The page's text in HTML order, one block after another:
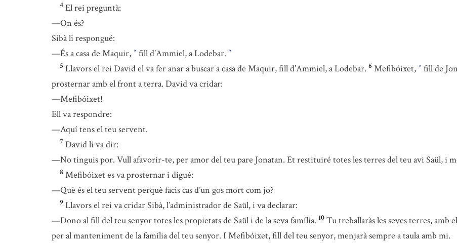
4 El rei preguntà:
—On és?
Sibà li respongué:
—És a casa de Maquir, * fill d’Ammiel, a Lodebar. *
5 Llavors el rei David el va fer anar a buscar a casa de Maquir, fill d’Ammiel, a Lodebar. 6 Mefibóixet, * fill de
prosternar amb el front a terra. David va cridar:
—Mefibóixet!
Ell va respondre:
—Aquí tens el teu servent.
7 David li va dir:
—No tinguis por. Vull afavorir-te, per amor del teu pare Jonatan. Et restituiré totes les terres del teu avi Saül, i
8 Mefibóixet es va prosternar i digué:
—Què és el teu servent perquè facis cas d’un gos mort com jo?
9 Llavors el rei va cridar Sibà, l’administrador de Saül, i va declarar:
—Dono al fill del teu senyor totes les propietats de Saül i de la seva família. 10 Tu treballaràs les seves terres, amb
per al manteniment de la família del teu senyor. I Mefibóixet, fill del teu senyor, menjarà sempre a taula amb mi.